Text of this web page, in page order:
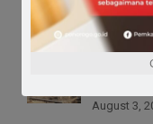
August 4,
Cari
August 3,